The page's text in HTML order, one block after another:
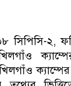
সিপিসি-২,